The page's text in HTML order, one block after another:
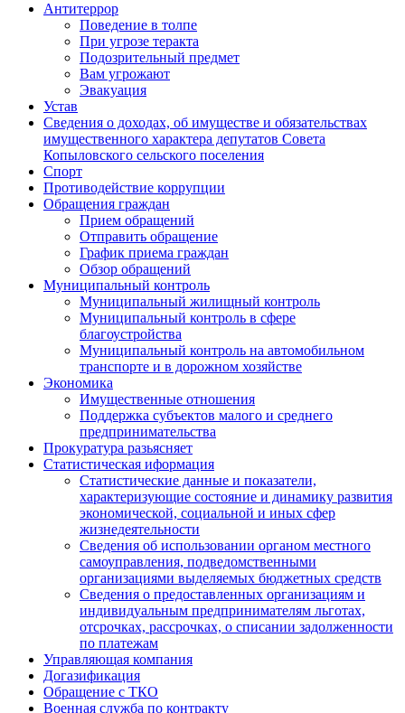
Антитеррор
Поведение в толпе
При угрозе теракта
Подозрительный предмет
Вам угрожают
Эвакуация
Устав
Сведения о доходах, об имуществе и обязательствах
имущественного характера депутатов Совета
Копыловского сельского поселения
Спорт
Противодействие коррупции
Обращения граждан
Прием обращений
Отправить обращение
График приема граждан
Обзор обращений
Муниципальный контроль
Муниципальный жилищный контроль
Муниципальный контроль в сфере
благоустройства
Муниципальный контроль на автомобильном
транспорте и в дорожном хозяйстве
Экономика
Имущественные отношения
Поддержка субъектов малого и среднего
предпринимательства
Прокуратура разьясняет
Статистическая иформация
Статистические данные и показатели,
характеризующие состояние и динамику развития
экономической, социальной и иных сфер
жизнедеятельности
Сведения об использовании органом местного
самоуправления, подведомственными
организациями выделяемых бюджетных средств
Сведения о предоставленных организациям и
индивидуальным предпринимателям льготах,
отсрочках, рассрочках, о списании задолженности
по платежам
Управляющая компания
Догазификация
Обращение с ТКО
Военная служба по контракту